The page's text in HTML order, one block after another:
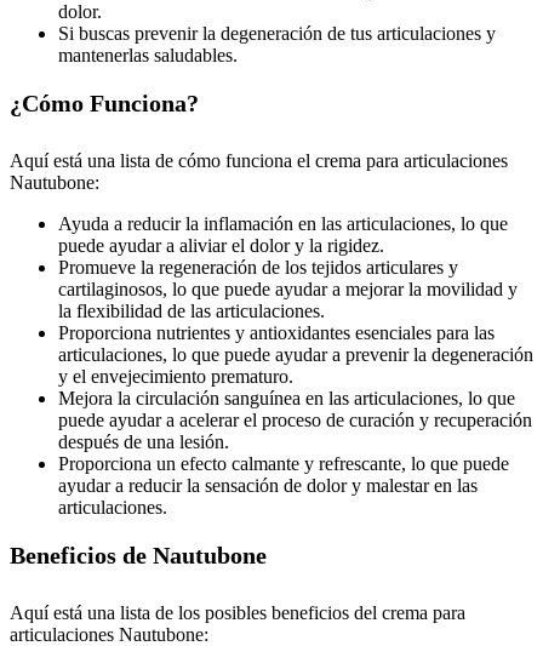
dolor.
Si buscas prevenir la degeneración de tus articulaciones y
mantenerlas saludables.
¿Cómo Funciona?
Aquí está una lista de cómo funciona el crema para articulaciones
Nautubone:
Ayuda a reducir la inflamación en las articulaciones, lo que
puede ayudar a aliviar el dolor y la rigidez.
Promueve la regeneración de los tejidos articulares y
cartilaginosos, lo que puede ayudar a mejorar la movilidad y
la flexibilidad de las articulaciones.
Proporciona nutrientes y antioxidantes esenciales para las
articulaciones, lo que puede ayudar a prevenir la degeneración
y el envejecimiento prematuro.
Mejora la circulación sanguínea en las articulaciones, lo que
puede ayudar a acelerar el proceso de curación y recuperación
después de una lesión.
Proporciona un efecto calmante y refrescante, lo que puede
ayudar a reducir la sensación de dolor y malestar en las
articulaciones.
Beneficios de Nautubone
Aquí está una lista de los posibles beneficios del crema para
articulaciones Nautubone: